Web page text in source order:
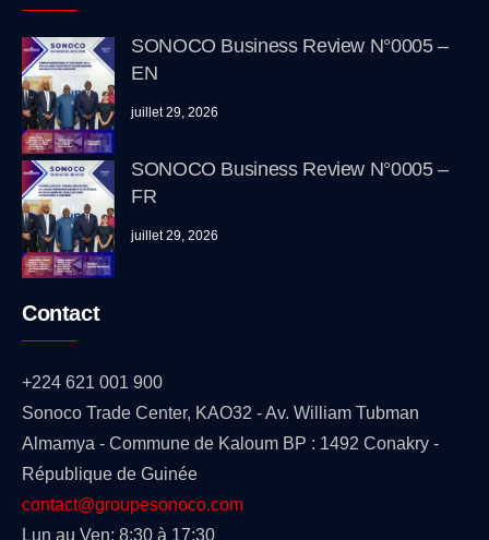
SONOCO Business Review N°0005 –
EN
juillet 29, 2026
SONOCO Business Review N°0005 –
FR
juillet 29, 2026
Contact
+224 621 001 900
Sonoco Trade Center, KAO32 - Av. William Tubman
Almamya - Commune de Kaloum BP : 1492 Conakry -
République de Guinée
contact@groupesonoco.com
Lun au Ven: 8:30 à 17:30